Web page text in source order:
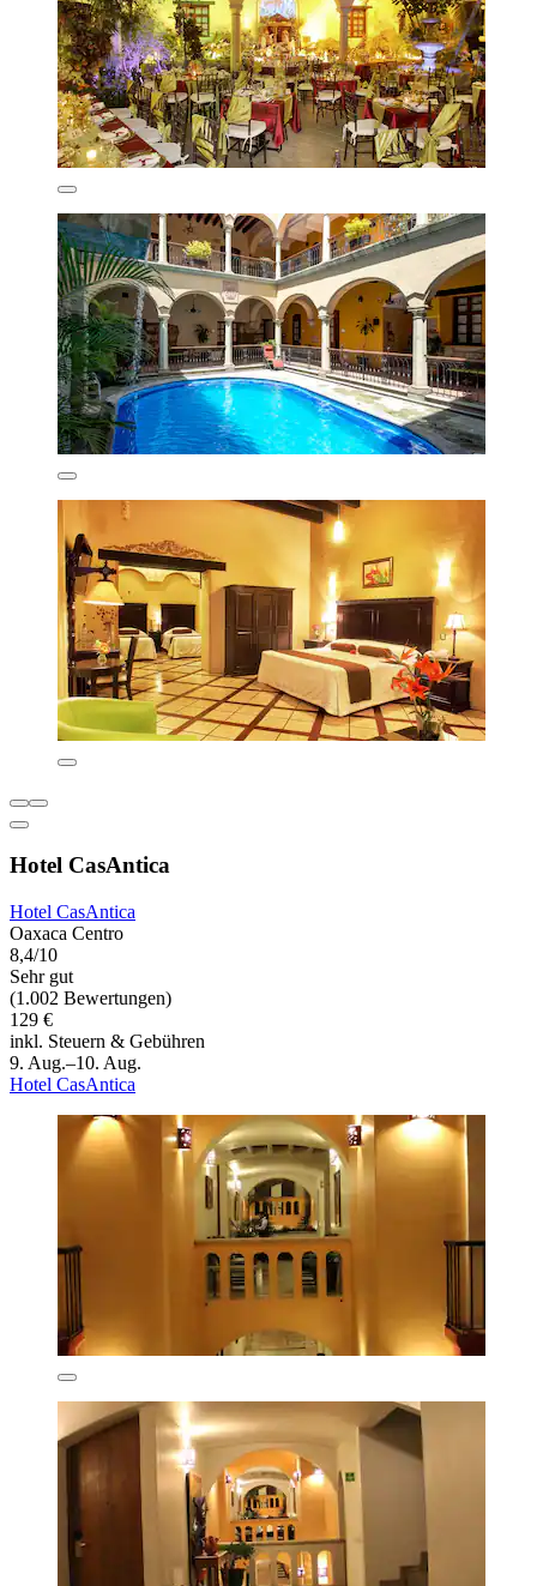
Hotel CasAntica
Hotel CasAntica
Oaxaca Centro
8,4/10
Sehr gut
(1.002 Bewertungen)
129 €
inkl. Steuern & Gebühren
9. Aug.–10. Aug.
Hotel CasAntica